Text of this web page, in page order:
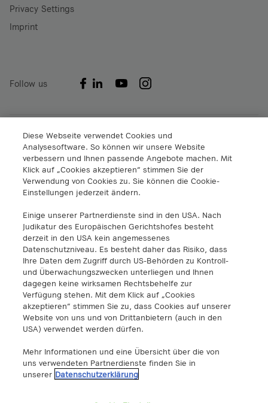
Privacy Settings
Imprint
Follow us
A1 Digital International GmbH & Co KG
Lassallestraße 9
1020 Wien
info@a1.digital
+43 5 06640
A1 Digital Spain S.L.
Calle Federico Salmón 13
28016 Madrid, España
info@a1.digital
A1 Digital Deutschland GmbH
Kustermannpark
Rosenheimer Strasse 116
D-81669 München
Akenes SA
Diese Webseite verwendet Cookies und
Analysesoftware. So können wir unsere Website
verbessern und Ihnen passende Angebote machen. Mit
Klick auf „Cookies akzeptieren“ stimmen Sie der
Verwendung von Cookies zu. Sie können die Cookie-
Einstellungen jederzeit ändern.
Einige unserer Partnerdienste sind in den USA. Nach
Judikatur des Europäischen Gerichtshofes besteht
derzeit in den USA kein angemessenes
Datenschutzniveau. Es besteht daher das Risiko, dass
Ihre Daten dem Zugriff durch US-Behörden zu Kontroll-
und Überwachungszwecken unterliegen und Ihnen
dagegen keine wirksamen Rechtsbehelfe zur
Verfügung stehen. Mit dem Klick auf „Cookies
akzeptieren“ stimmen Sie zu, dass Cookies auf unserer
Website von uns und von Drittanbietern (auch in den
USA) verwendet werden dürfen.
Mehr Informationen und eine Übersicht über die von
uns verwendeten Partnerdienste finden Sie in
unserer Datenschutzerklärung